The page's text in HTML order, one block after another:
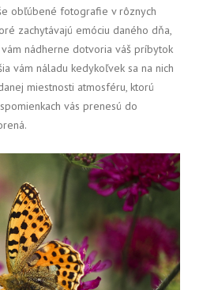
obľúbené fotografie v rôznych
zachytávajú emóciu daného dňa,
nádherne dotvoria váš príbytok
vám náladu kedykoľvek sa na nich
miestnosti atmosféru, ktorú
vás prenesú do